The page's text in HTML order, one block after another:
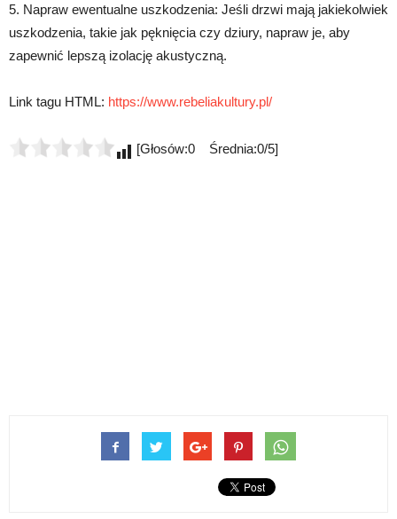
5. Napraw ewentualne uszkodzenia: Jeśli drzwi mają jakiekolwiek
uszkodzenia, takie jak pęknięcia czy dziury, napraw je, aby
zapewnić lepszą izolację akustyczną.
Link tagu HTML: https://www.rebeliakultury.pl/
[Głosów:0 Średnia:0/5]